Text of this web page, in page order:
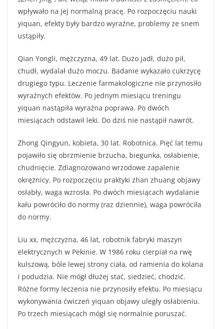
wpływało na jej normalną pracę. Po rozpoczęciu nauki
yiquan, efekty były bardzo wyraźne, problemy ze snem
ustąpiły.
Qian Yongli, mężczyzna, 49 lat. Dużo jadł, dużo pił,
chudł, wydalał dużo moczu. Badanie wykazało cukrzycę
drugiego typu. Leczenie farmakologiczne nie przynosiło
wyraźnych efektów. Po jednym miesiącu treningu
yiquan nastąpiła wyraźna poprawa. Po dwóch
miesiącach odstawił leki. Do dziś nie nastąpił nawrót.
Zhong Qingyun, kobieta, 30 lat. Robotnica. Pięć lat temu
pojawiło się obrzmienie brzucha, biegunka, osłabienie,
chudnięcie. Zdiagnozowano wrzodowe zapalenie
okrężnicy. Po rozpoczęciu praktyki zhan zhuang objawy
osłabły, waga wzrosła. Po dwóch miesiącach wydalanie
kału powróciło do normy (raz dziennie), waga powróciła
do normy.
Liu xx, mężczyzna, 46 lat, robotnik fabryki maszyn
elektrycznych w Pekinie. W 1986 roku cierpiał na rwę
kulszową, bóle lewej strony ciała, od ramienia do kolana
i podudzia. Nie mógł dłużej stać, siedzieć, chodzić.
Różne formy leczenia nie przynosiły efektu. Po miesiącu
wykonywania ćwiczeń yiquan objawy uległy osłabieniu.
Po trzech miesiącach mógł się normalnie poruszać.